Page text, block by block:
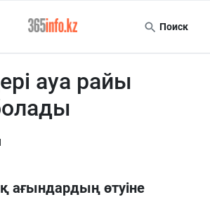
Поиск
ауа райы
ағындардың өтуіне